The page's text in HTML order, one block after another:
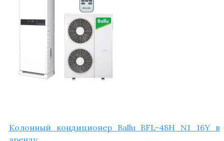
Колон­ный кон­ди­ци­о­нер Ballu BFL-48H N1_​16Y в